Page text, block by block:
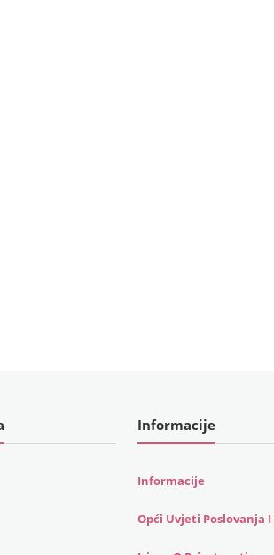
Informacije
Informacije
Opći Uvjeti Poslovanja